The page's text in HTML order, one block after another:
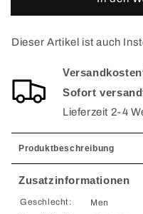
Dieser Artikel ist auch
Sofort
Lieferzeit 2-4
Produktbeschreibung
Zusatzinformationen
Geschlecht:
Men